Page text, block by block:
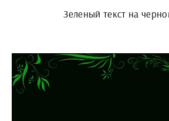
Зеленый текст на